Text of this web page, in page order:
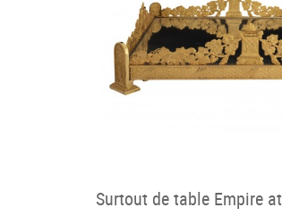
Surtout de table Empire